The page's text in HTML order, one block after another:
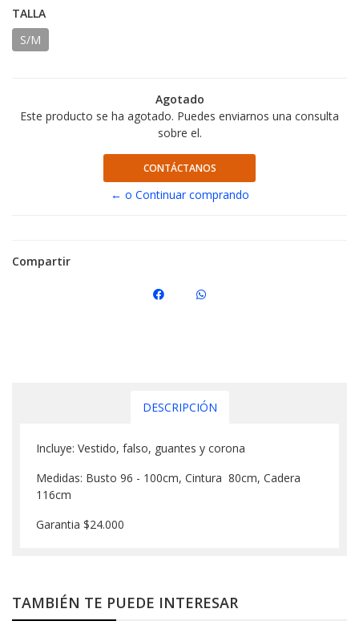
TALLA
S/M
Agotado
Este producto se ha agotado. Puedes enviarnos una consulta
sobre el.
CONTÁCTANOS
← o Continuar comprando
Compartir
DESCRIPCIÓN
Incluye: Vestido, falso, guantes y corona
Medidas: Busto 96 - 100cm, Cintura 80cm, Cadera
116cm
Garantia $24.000
TAMBIÉN TE PUEDE INTERESAR